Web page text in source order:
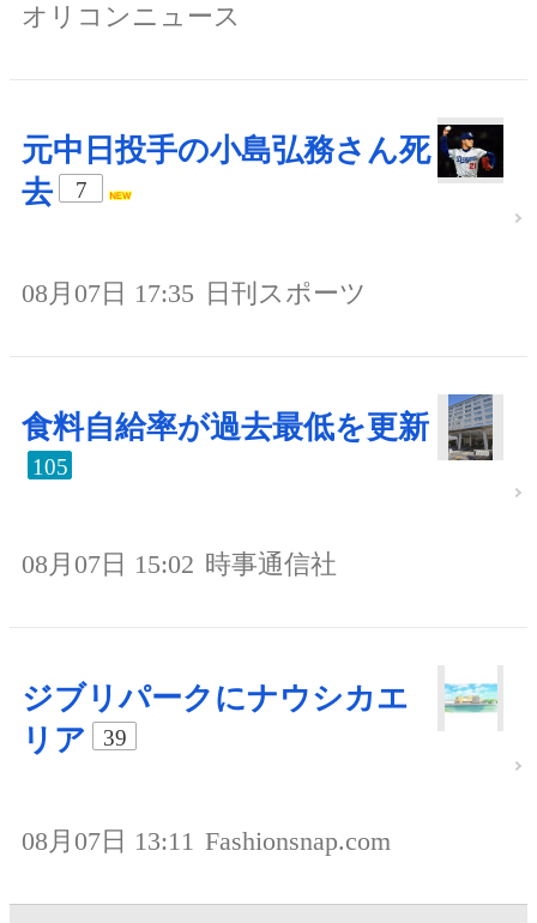
オリコンニュース
元中日投手の小島弘務さん死
去
7
08月07日 17:35 日刊スポーツ
食料自給率が過去最低を更新
105
08月07日 15:02 時事通信社
ジブリパークにナウシカエ
リア
39
08月07日 13:11 Fashionsnap.com